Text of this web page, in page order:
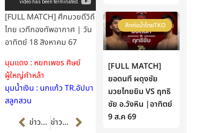
[FULL MATCH] ศึกมวยดีวิถี
ไทย เวทีกองทัพอากาศ | วัน
อาทิตย์ 18 สิงหาคม 67
มุมแดง : หยกเพชร ศิษย์
ผู้ใหญ่คำหล้า
มุมน้ำเงิน : นกแก้ว TR.อัปบา
สลูกสวน
Prevข่าวก่อนหน้า ข่าวต่อไป Next
ศึกท่อน้ำไทยTKO
[FULL MATCH]
ยอดนที ผดุงชัย
มวยไทยยิม VS ฤทธิ
ชัย อ.วังหิน |อาทิตย์
9 ส.ค 69